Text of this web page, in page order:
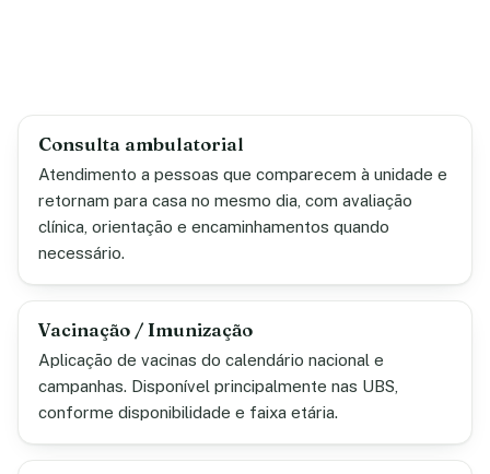
Consulta ambulatorial
Atendimento a pessoas que comparecem à unidade e
retornam para casa no mesmo dia, com avaliação
clínica, orientação e encaminhamentos quando
necessário.
Vacinação / Imunização
Aplicação de vacinas do calendário nacional e
campanhas. Disponível principalmente nas UBS,
conforme disponibilidade e faixa etária.